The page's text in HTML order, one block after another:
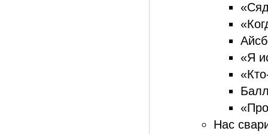
«Я
Нас